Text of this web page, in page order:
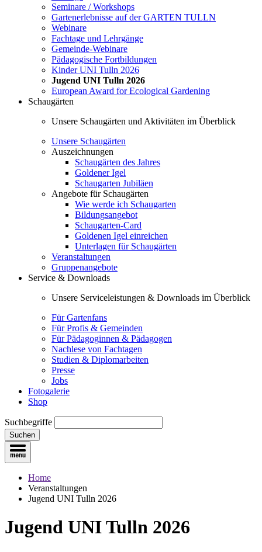
Seminare / Workshops
Gartenerlebnisse auf der GARTEN TULLN
Webinare
Fachtage und Lehrgänge
Gemeinde-Webinare
Pädagogische Fortbildungen
Kinder UNI Tulln 2026
Jugend UNI Tulln 2026
European Award for Ecological Gardening
Schaugärten
Unsere Schaugärten und Aktivitäten im Überblick
Unsere Schaugärten
Auszeichnungen
Schaugärten des Jahres
Goldener Igel
Schaugarten Jubiläen
Angebote für Schaugärten
Wie werde ich Schaugarten
Bildungsangebot
Schaugarten-Card
Goldenen Igel einreichen
Unterlagen für Schaugärten
Veranstaltungen
Gruppenangebote
Service & Downloads
Unsere Serviceleistungen & Downloads im Überblick
Für Gartenfans
Für Profis & Gemeinden
Für Pädagoginnen & Pädagogen
Nachlese von Fachtagen
Studien & Diplomarbeiten
Presse
Jobs
Fotogalerie
Shop
Suchbegriffe
Suchen
Home
Veranstaltungen
Jugend UNI Tulln 2026
Jugend UNI Tulln 2026